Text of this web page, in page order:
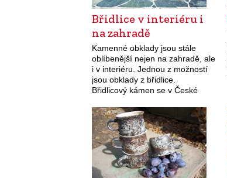
Břidlice v interiéru i
na zahradě
Kamenné obklady jsou stále
oblíbenější nejen na zahradě, ale
i v interiéru. Jednou z možností
jsou obklady z břidlice.
Břidlicový kámen se v České
již od 18. století.…